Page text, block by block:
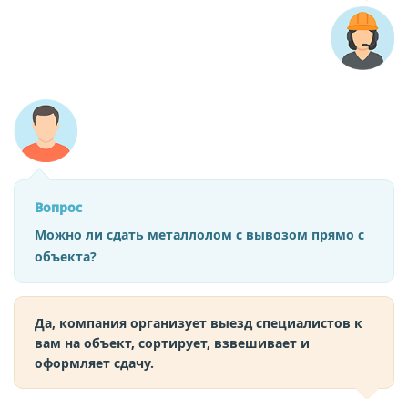
Вопрос
Можно ли сдать металлолом с вывозом прямо с
объекта?
Да, компания организует выезд специалистов к
вам на объект, сортирует, взвешивает и
оформляет сдачу.